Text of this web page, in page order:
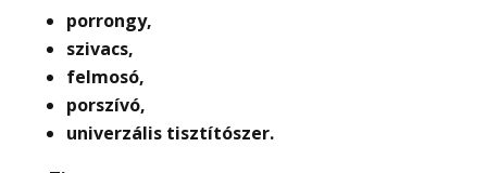
porrongy,
szivacs,
felmosó,
porszívó,
univerzális tisztítószer.